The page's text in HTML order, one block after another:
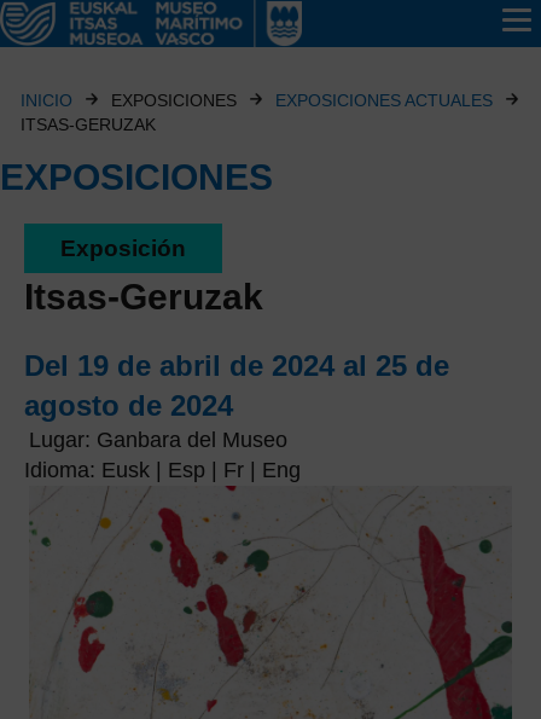
INICIO EXPOSICIONES
EXPOSICIONES ACTUALES
ITSAS-GERUZAK
EXPOSICIONES
Exposición
Itsas-Geruzak
Del 19 de abril de 2024 al 25 de
agosto de 2024
Lugar: Ganbara del Museo
Idioma: Eusk | Esp | Fr | Eng